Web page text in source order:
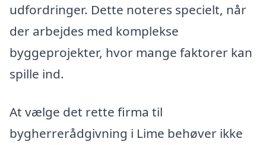
udfordringer. Dette noteres specielt, når
der arbejdes med komplekse
byggeprojekter, hvor mange faktorer kan
spille ind.
At vælge det rette firma til
bygherrerådgivning i Lime behøver ikke